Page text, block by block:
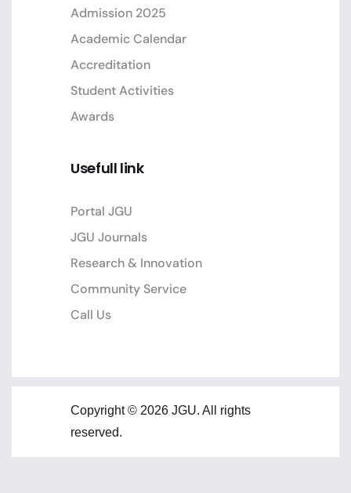
Admission 2025
Academic Calendar
Accreditation
Student Activities
Awards
Usefull link
Portal JGU
JGU Journals
Research & Innovation
Community Service
Call Us
Copyright © 2026 JGU. All rights
reserved.